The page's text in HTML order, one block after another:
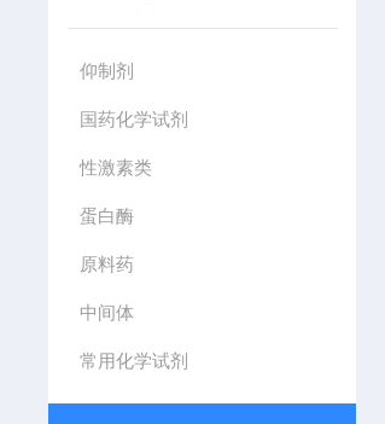
仰制剂
国药化学试剂
性激素类
蛋白酶
原料药
中间体
常用化学试剂